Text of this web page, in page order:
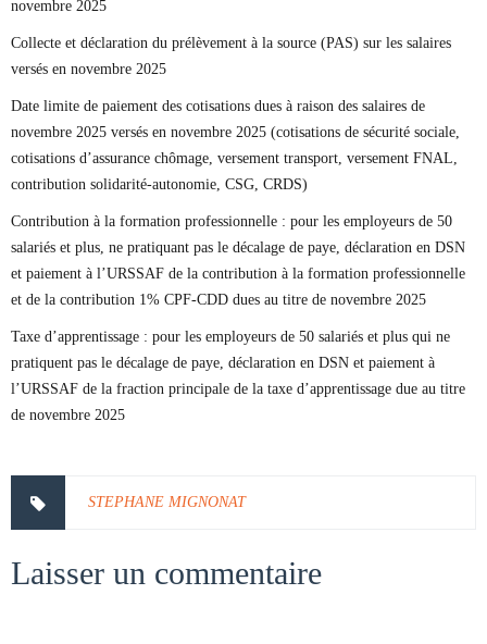
novembre 2025
Collecte et déclaration du prélèvement à la source (PAS) sur les salaires
versés en novembre 2025
Date limite de paiement des cotisations dues à raison des salaires de
novembre 2025 versés en novembre 2025 (cotisations de sécurité sociale,
cotisations d’assurance chômage, versement transport, versement FNAL,
contribution solidarité-autonomie, CSG, CRDS)
Contribution à la formation professionnelle : pour les employeurs de 50
salariés et plus, ne pratiquant pas le décalage de paye, déclaration en DSN
et paiement à l’URSSAF de la contribution à la formation professionnelle
et de la contribution 1% CPF-CDD dues au titre de novembre 2025
Taxe d’apprentissage : pour les employeurs de 50 salariés et plus qui ne
pratiquent pas le décalage de paye, déclaration en DSN et paiement à
l’URSSAF de la fraction principale de la taxe d’apprentissage due au titre
de novembre 2025
STEPHANE MIGNONAT
Laisser un commentaire